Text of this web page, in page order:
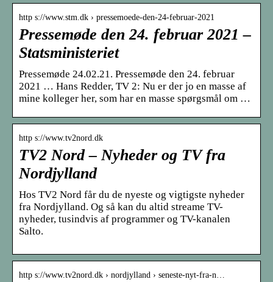
http s://www.stm.dk › pressemoede-den-24-februar-2021
Pressemøde den 24. februar 2021 –
Statsministeriet
Pressemøde 24.02.21. Pressemøde den 24. februar
2021 … Hans Redder, TV 2: Nu er der jo en masse af
mine kolleger her, som har en masse spørgsmål om …
http s://www.tv2nord.dk
TV2 Nord – Nyheder og TV fra
Nordjylland
Hos TV2 Nord får du de nyeste og vigtigste nyheder
fra Nordjylland. Og så kan du altid streame TV-
nyheder, tusindvis af programmer og TV-kanalen
Salto.
http s://www.tv2nord.dk › nordjylland › seneste-nyt-fra-n…